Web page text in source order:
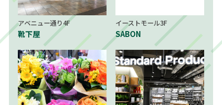
アベニュー通り4F
靴下屋
イーストモール3F
SABON